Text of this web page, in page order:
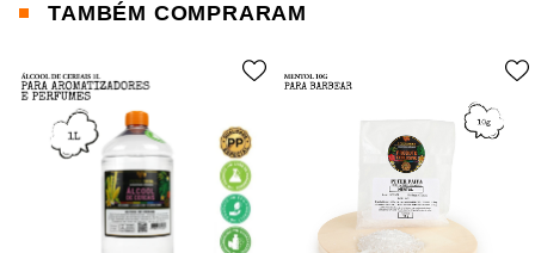
TAMBÉM COMPRARAM